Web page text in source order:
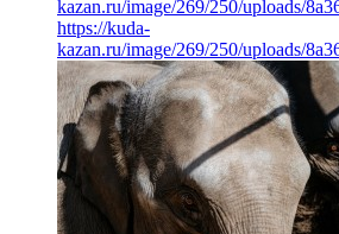
kazan.ru/image/269/250/uploads/
https://kuda-
kazan.ru/image/269/250/uploads/